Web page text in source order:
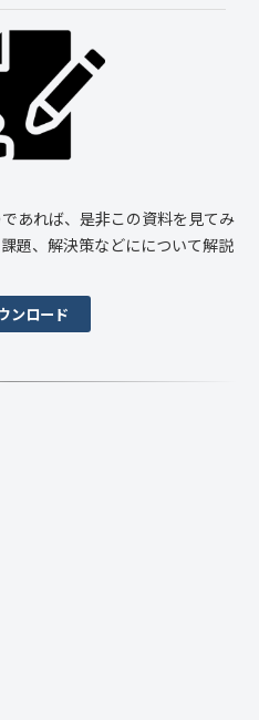
あれば、是非この資料を見てみ
題、解決策などにについて解説
ンロード